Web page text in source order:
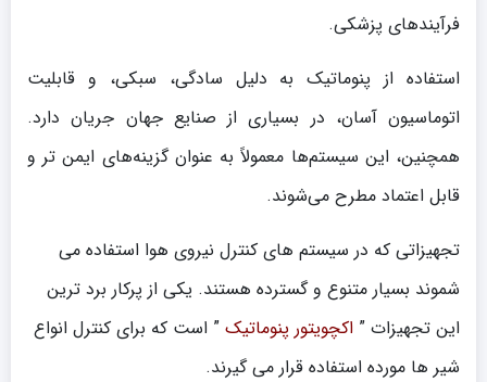
فرآیندهای پزشکی.
استفاده از پنوماتیک به دلیل سادگی، سبکی، و قابلیت
اتوماسیون آسان، در بسیاری از صنایع جهان جریان دارد.
همچنین، این سیستم‌ها معمولاً به عنوان گزینه‌های ایمن تر و
قابل اعتماد مطرح می‌شوند.
تجهیزاتی که در سیستم های کنترل نیروی هوا استفاده می
شموند بسیار متنوع و گسترده هستند. یکی از پرکار برد ترین
این تجهیزات ” اکچویتور پنوماتیک ” است که برای کنترل انواع
شیر ها مورده استفاده قرار می گیرند.